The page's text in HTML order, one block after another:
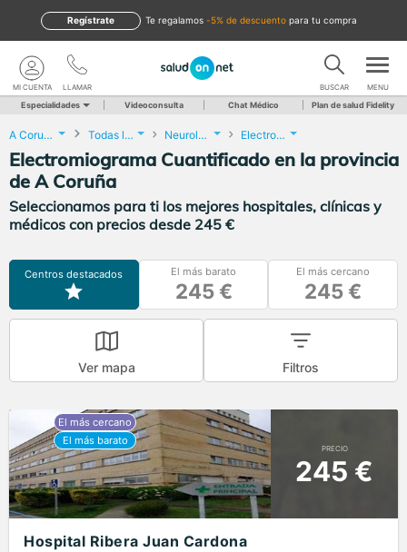
te regalamos -5% de descuento para tu compra
Regístrate
LLAMAR
MI CUENTA BUSCAR MENU
Especialidades Videoconsulta Chat Médico Plan de salud Fidelity
A Coruña Todas las localidades Neurología Electromiograma Cuantificado
Electromiograma Cuantificado en la provincia
de A Coruña
Seleccionamos para ti los mejores hospitales, clínicas y
médicos con precios desde 245 €
Centros destacados El más barato
245 €
El más cercano
245 €
Ver mapa Filtros
PRECIO
245 €
Hospital Ribera Juan Cardona